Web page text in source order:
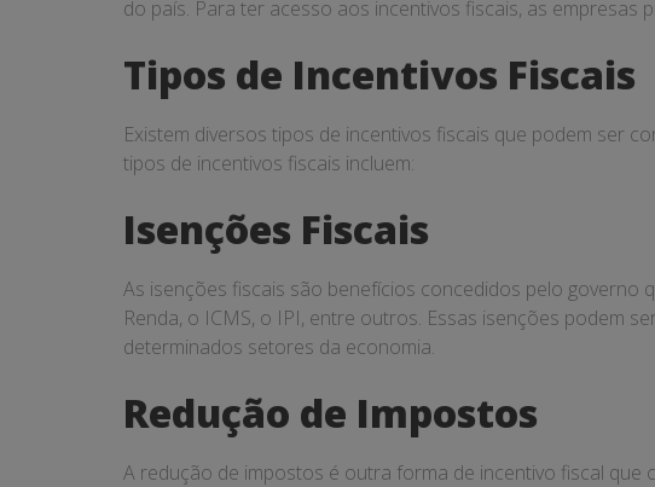
do país. Para ter acesso aos incentivos fiscais, as empresas
Tipos de Incentivos Fiscais
Existem diversos tipos de incentivos fiscais que podem ser
tipos de incentivos fiscais incluem:
Isenções Fiscais
As isenções fiscais são benefícios concedidos pelo
Renda, o ICMS, o IPI, entre outros. Essas isenções podem
determinados setores da economia.
Redução de Impostos
A redução de impostos é outra forma de incentivo fiscal